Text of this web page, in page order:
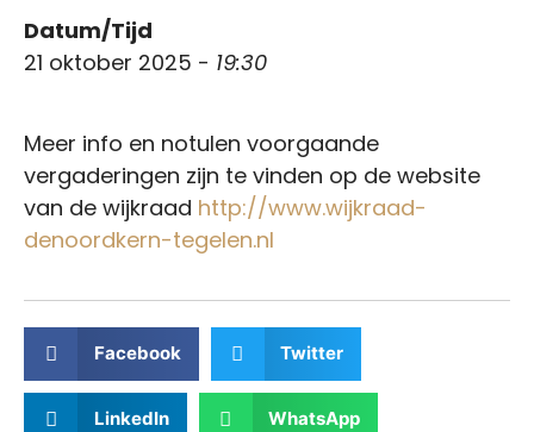
Datum/Tijd
21 oktober 2025 - 19:30
Meer info en notulen voorgaande
vergaderingen zijn te vinden op de website
van de wijkraad http://www.wijkraad-
denoordkern-tegelen.nl
Facebook Twitter
LinkedIn WhatsApp